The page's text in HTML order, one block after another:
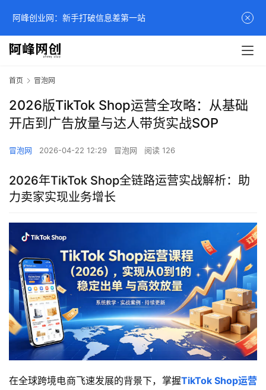
首页 冒泡网
2026版TikTok Shop运营全攻略：从基础
开店到广告放量与达人带货实战SOP
冒泡网 2026-04-22 12:29 冒泡网 阅读 126
2026年TikTok Shop全链路运营实战解析：助
力卖家实现业务增长
在全球跨境电商飞速发展的背景下，掌握TikTok Shop运营
阿峰创业网：新手打破信息差第一站